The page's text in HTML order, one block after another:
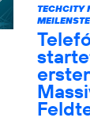
TECHCITY